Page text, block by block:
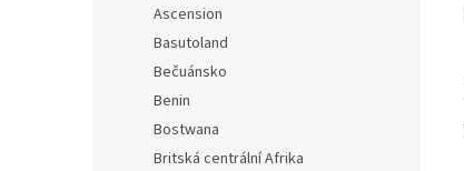
Ascension
Basutoland
Bečuánsko
Benin
Bostwana
Britská centrální Afrika